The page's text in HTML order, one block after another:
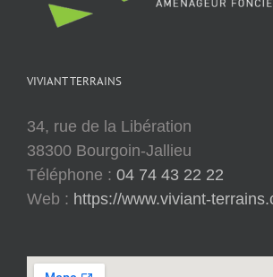
VIVIANT TERRAINS
34, rue de la Libération
38300 Bourgoin-Jallieu
Téléphone : 04 74 43 22 22
Web : https://www.viviant-